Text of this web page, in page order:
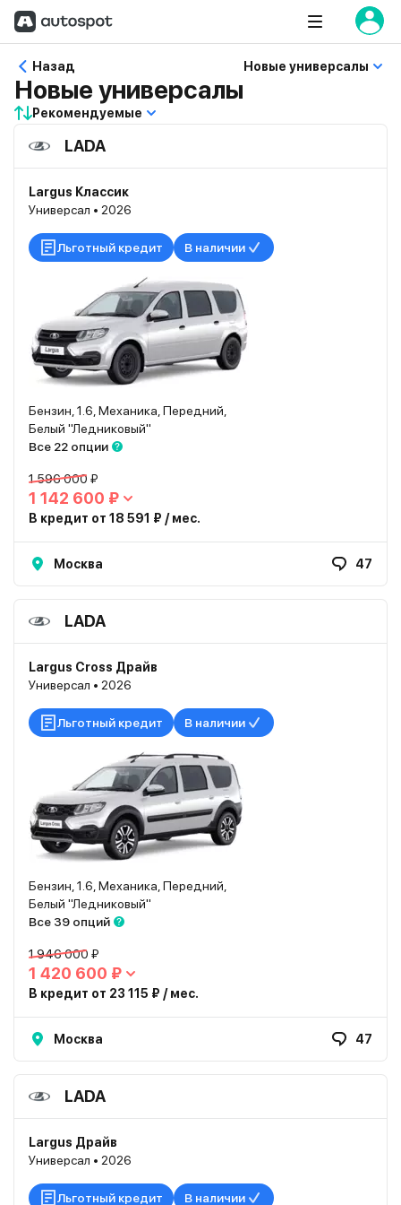
Назад Новые универсалы
Новые универсалы
Рекомендуемые
LADA
Largus Классик
Универсал • 2026
Льготный кредит В наличии
Бензин, 1.6, Механика, Передний,
Белый "Ледниковый"
Все 22 опции
1 596 000 ₽
1 142 600 ₽
В кредит от 18 591 ₽ / мес.
Москва 47
LADA
Largus Cross Драйв
Универсал • 2026
Льготный кредит В наличии
Бензин, 1.6, Механика, Передний,
Белый "Ледниковый"
Все 39 опций
1 946 000 ₽
1 420 600 ₽
В кредит от 23 115 ₽ / мес.
Москва 47
LADA
Largus Драйв
Универсал • 2026
Льготный кредит В наличии